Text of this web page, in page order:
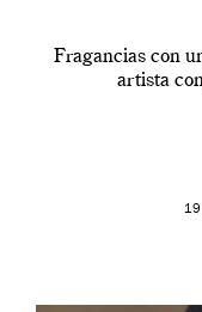
Fragancias con
artista